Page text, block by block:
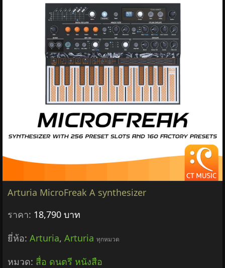
Arturia MicroFreak A synthesizer
ราคา: 18,790 บาท
ยี่ห้อ: Arturia, Arturia ทุกหมวด
หมวด: สื่อ ดนตรี หนังสือ